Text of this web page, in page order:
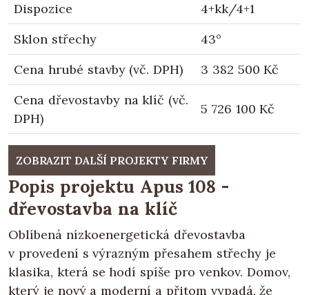
Dispozice
4+kk/4+1
Sklon střechy
43°
Cena hrubé stavby (vč. DPH)
3 382 500 Kč
Cena dřevostavby na klíč (vč.
DPH)
5 726 100 Kč
ZOBRAZIT DALŠÍ PROJEKTY FIRMY
Popis projektu Apus 108 -
dřevostavba na klíč
Oblíbená nízkoenergetická dřevostavba
v provedení s výrazným přesahem střechy je
klasika, která se hodí spíše pro venkov. Domov,
který je nový a moderní a přitom vypadá, že